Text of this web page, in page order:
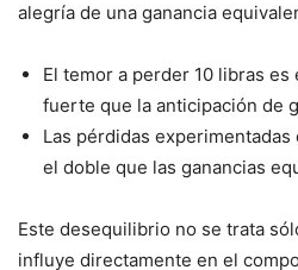
alegría de una ganancia
El temor a perder 10 libras es
fuerte que la anticipación de
Las pérdidas
el doble que las ganancias
Este desequilibrio no se trata
influye directamente en el